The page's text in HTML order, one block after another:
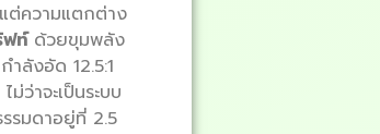
ต่ความแตกต่าง
ฟท์ ด้วยขุมพลัง
ลังอัด 12.5:1
ว่าจะเป็นระบบ
รมดาอยู่ที่ 2.5